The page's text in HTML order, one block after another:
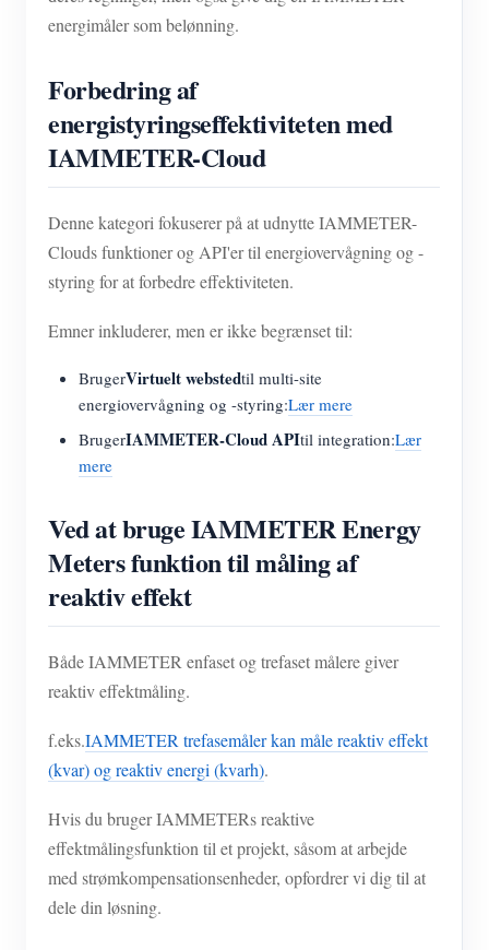
energimåler som belønning.
Forbedring af
energistyringseffektiviteten med
IAMMETER-Cloud
Denne kategori fokuserer på at udnytte IAMMETER-
Clouds funktioner og API'er til energiovervågning og -
styring for at forbedre effektiviteten.
Emner inkluderer, men er ikke begrænset til:
BrugerVirtuelt webstedtil multi-site
energiovervågning og -styring:Lær mere
BrugerIAMMETER-Cloud APItil integration:Lær
mere
Ved at bruge IAMMETER Energy
Meters funktion til måling af
reaktiv effekt
Både IAMMETER enfaset og trefaset målere giver
reaktiv effektmåling.
f.eks.IAMMETER trefasemåler kan måle reaktiv effekt
(kvar) og reaktiv energi (kvarh).
Hvis du bruger IAMMETERs reaktive
effektmålingsfunktion til et projekt, såsom at arbejde
med strømkompensationsenheder, opfordrer vi dig til at
dele din løsning.